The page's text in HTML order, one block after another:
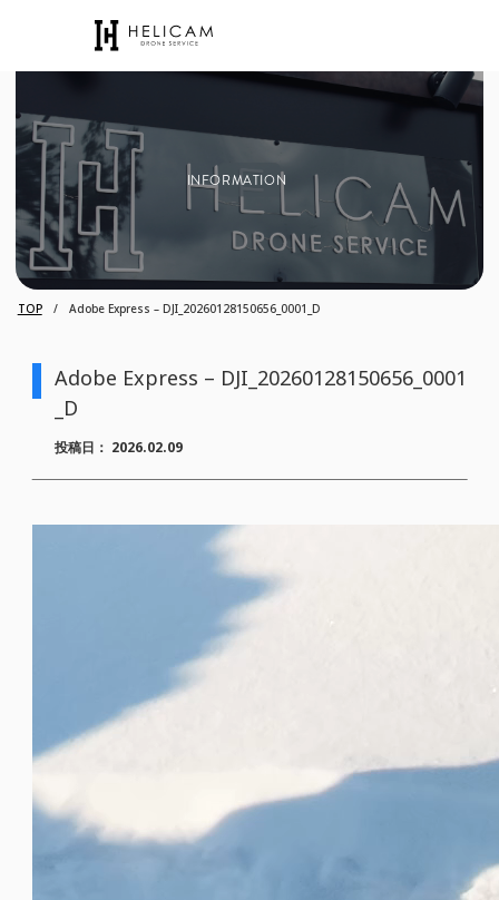
INFORMATION
TOP Adobe Express – DJI_20260128150656_0001_D
Adobe Express – DJI_20260128150656_0001
_D
投稿日： 2026.02.09
動